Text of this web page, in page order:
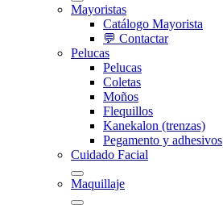
Mayoristas
Catálogo Mayorista
💬 Contactar
Pelucas
Pelucas
Coletas
Moños
Flequillos
Kanekalon (trenzas)
Pegamento y adhesivos
Cuidado Facial
Maquillaje